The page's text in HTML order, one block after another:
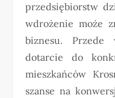
przedsiębiorstw
wdrożenie może
biznesu. Przede
dotarcie do
mieszkańców
szanse na